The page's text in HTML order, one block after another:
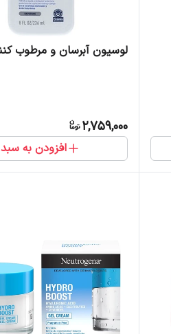
لوسیون آبرسان و مرطوب
2,759,000
افزودن به سبد